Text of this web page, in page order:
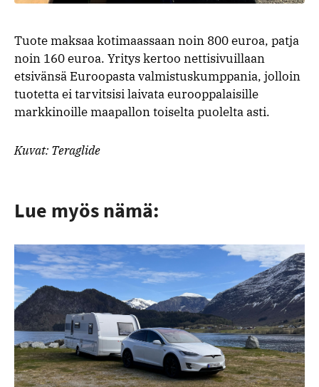
Tuote maksaa kotimaassaan noin 800 euroa, patja
noin 160 euroa. Yritys kertoo nettisivuillaan
etsivänsä Euroopasta valmistuskumppania, jolloin
tuotetta ei tarvitsisi laivata eurooppalaisille
markkinoille maapallon toiselta puolelta asti.
Kuvat: Teraglide
Lue myös nämä: